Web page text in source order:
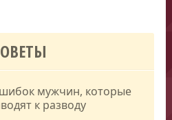
мужчин, которые
к разводу